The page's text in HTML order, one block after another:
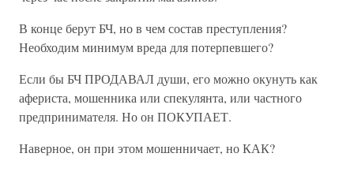
В конце берут БЧ, но в чем состав преступления?
Необходим минимум вреда для потерпевшего?
Если бы БЧ ПРОДАВАЛ души, его можно окунуть как
афериста, мошенника или спекулянта, или частного
предпринимателя. Но он ПОКУПАЕТ.
Наверное, он при этом мошенничает, но КАК?